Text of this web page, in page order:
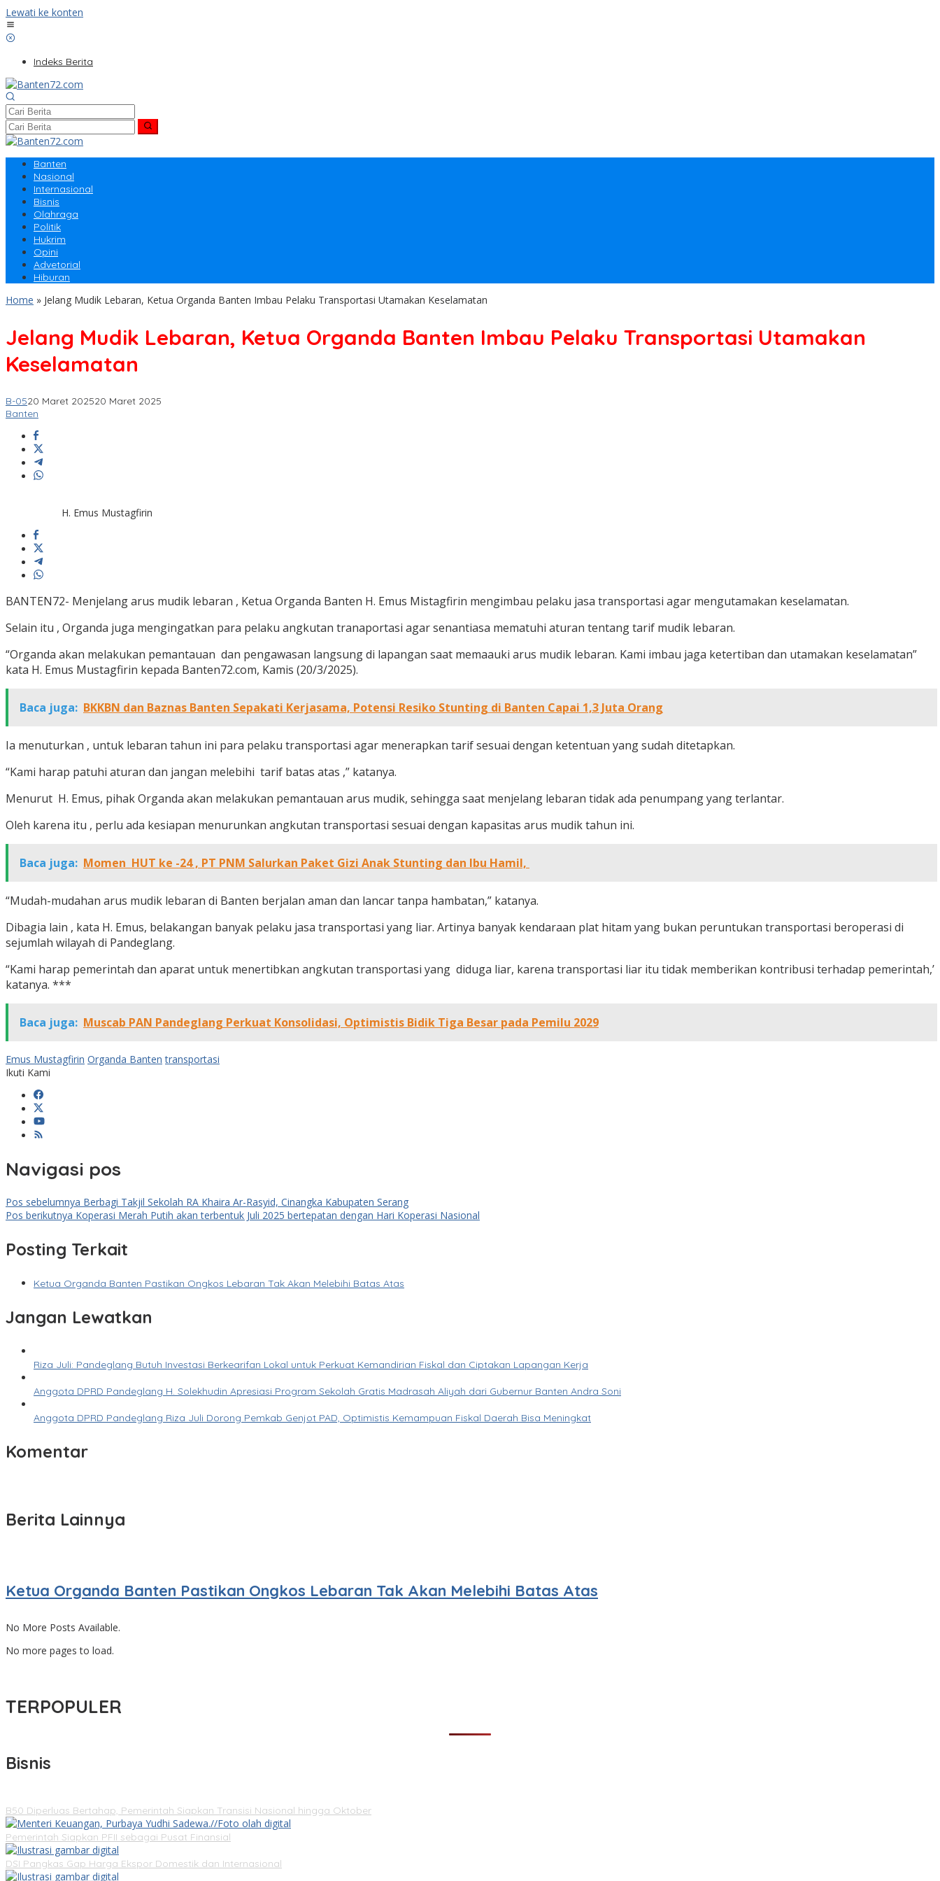
Lewati ke konten
Indeks Berita
Banten
Nasional
Internasional
Bisnis
Olahraga
Politik
Hukrim
Opini
Advetorial
Hiburan
Home » Jelang Mudik Lebaran, Ketua Organda Banten Imbau Pelaku Transportasi Utamakan Keselamatan
Jelang Mudik Lebaran, Ketua Organda Banten Imbau Pelaku Transportasi Utamakan
Keselamatan
B-0520 Maret 202520 Maret 2025
Banten
H. Emus Mustagfirin
BANTEN72- Menjelang arus mudik lebaran , Ketua Organda Banten H. Emus Mistagfirin mengimbau pelaku jasa transportasi agar mengutamakan keselamatan.
Selain itu , Organda juga mengingatkan para pelaku angkutan tranaportasi agar senantiasa mematuhi aturan tentang tarif mudik lebaran.
“Organda akan melakukan pemantauan dan pengawasan langsung di lapangan saat memaauki arus mudik lebaran. Kami imbau jaga ketertiban dan utamakan keselamatan”
kata H. Emus Mustagfirin kepada Banten72.com, Kamis (20/3/2025).
Baca juga: BKKBN dan Baznas Banten Sepakati Kerjasama, Potensi Resiko Stunting di Banten Capai 1,3 Juta Orang
Ia menuturkan , untuk lebaran tahun ini para pelaku transportasi agar menerapkan tarif sesuai dengan ketentuan yang sudah ditetapkan.
“Kami harap patuhi aturan dan jangan melebihi tarif batas atas ,” katanya.
Menurut H. Emus, pihak Organda akan melakukan pemantauan arus mudik, sehingga saat menjelang lebaran tidak ada penumpang yang terlantar.
Oleh karena itu , perlu ada kesiapan menurunkan angkutan transportasi sesuai dengan kapasitas arus mudik tahun ini.
Baca juga: Momen HUT ke -24 , PT PNM Salurkan Paket Gizi Anak Stunting dan Ibu Hamil,
“Mudah-mudahan arus mudik lebaran di Banten berjalan aman dan lancar tanpa hambatan,” katanya.
Dibagia lain , kata H. Emus, belakangan banyak pelaku jasa transportasi yang liar. Artinya banyak kendaraan plat hitam yang bukan peruntukan transportasi beroperasi di
sejumlah wilayah di Pandeglang.
“Kami harap pemerintah dan aparat untuk menertibkan angkutan transportasi yang diduga liar, karena transportasi liar itu tidak memberikan kontribusi terhadap pemerintah,’
katanya. ***
Baca juga: Muscab PAN Pandeglang Perkuat Konsolidasi, Optimistis Bidik Tiga Besar pada Pemilu 2029
Emus Mustagfirin Organda Banten transportasi
Ikuti Kami
Navigasi pos
Pos sebelumnya Berbagi Takjil Sekolah RA Khaira Ar-Rasyid, Cinangka Kabupaten Serang
Pos berikutnya Koperasi Merah Putih akan terbentuk Juli 2025 bertepatan dengan Hari Koperasi Nasional
Posting Terkait
Ketua Organda Banten Pastikan Ongkos Lebaran Tak Akan Melebihi Batas Atas
Jangan Lewatkan
Riza Juli: Pandeglang Butuh Investasi Berkearifan Lokal untuk Perkuat Kemandirian Fiskal dan Ciptakan Lapangan Kerja
Anggota DPRD Pandeglang H. Solekhudin Apresiasi Program Sekolah Gratis Madrasah Aliyah dari Gubernur Banten Andra Soni
Anggota DPRD Pandeglang Riza Juli Dorong Pemkab Genjot PAD, Optimistis Kemampuan Fiskal Daerah Bisa Meningkat
Komentar
Berita Lainnya
Ketua Organda Banten Pastikan Ongkos Lebaran Tak Akan Melebihi Batas Atas
No More Posts Available.
No more pages to load.
TERPOPULER
Bisnis
B50 Diperluas Bertahap, Pemerintah Siapkan Transisi Nasional hingga Oktober
Pemerintah Siapkan PFII sebagai Pusat Finansial
DSI Pangkas Gap Harga Ekspor Domestik dan Internasional